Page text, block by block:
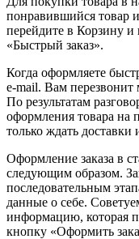
понравившийся товар
перейдите в Корзину
«Быстрый заказ».
Когда оформляете
e-mail. Вам перезвонит
По результатам
оформления товара на
только ждать доставки
Оформление заказа в
следующим образом.
последовательным
данные о себе.
информацию, которая
кнопку «Оформить